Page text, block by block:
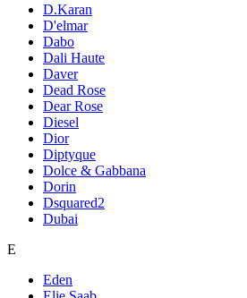
D.Karan
D'elmar
Dabo
Dali Haute
Daver
Dead Rose
Dear Rose
Diesel
Dior
Diptyque
Dolce & Gabbana
Dorin
Dsquared2
Dubai
E
Eden